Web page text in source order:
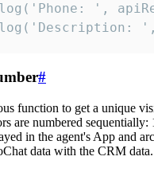
',
#
function to get a unique
are numbered
in the agent's App and
data with the CRM data.